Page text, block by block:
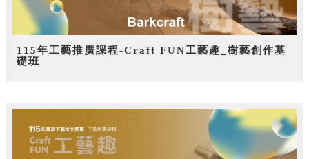
115年工藝推廣課程-Craft FUN工藝趣_樹藝創作基
礎班